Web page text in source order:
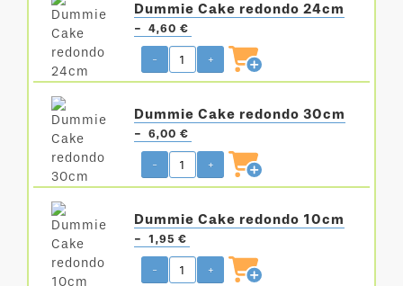
Dummie Cake redondo 24cm
-
4,60 €
- +
Dummie Cake redondo 30cm
-
6,00 €
- +
Dummie Cake redondo 10cm
-
1,95 €
- +